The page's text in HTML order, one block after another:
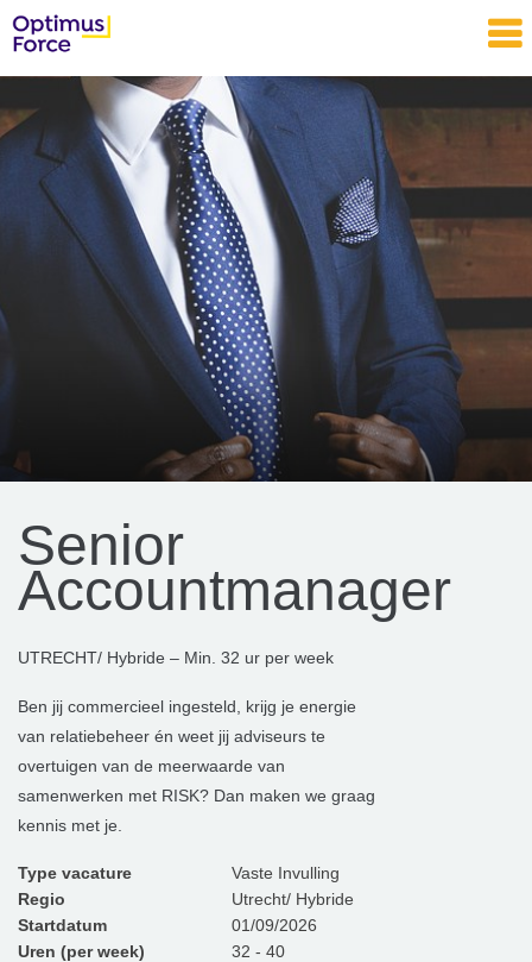
Senior
Accountmanager
UTRECHT/ Hybride – Min. 32 ur per week
Ben jij commercieel ingesteld, krijg je energie
van relatiebeheer én weet jij adviseurs te
overtuigen van de meerwaarde van
samenwerken met RISK? Dan maken we graag
kennis met je.
Type vacature
Vaste Invulling
Regio
Utrecht/ Hybride
Startdatum
01/09/2026
Uren (per week)
32 - 40